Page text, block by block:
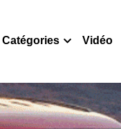
Catégories Vidéo